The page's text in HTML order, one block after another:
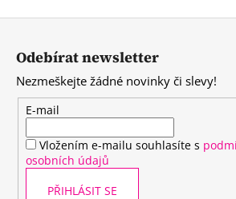
Z
Odebírat newsletter
Nezmeškejte žádné novinky či slevy!
E-mail
Vložením e-mailu souhlasíte s
osobních údajů
PŘIHLÁSIT SE